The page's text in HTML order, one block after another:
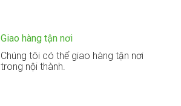
Giao hàng tận nơi
Chúng tôi có thể giao hàng tận nơi
trong nội thành.